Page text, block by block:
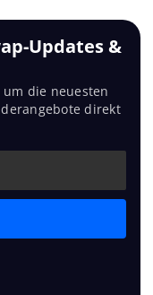
Updates &
die neuesten
direkt